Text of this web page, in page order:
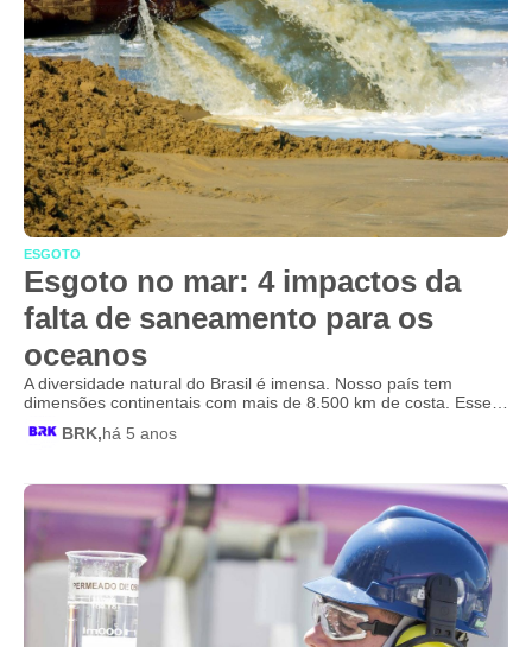
ESGOTO
Esgoto no mar: 4 impactos da
falta de saneamento para os
oceanos
A diversidade natural do Brasil é imensa. Nosso país tem
dimensões continentais com mais de 8.500 km de costa. Esse…
BRK,há 5 anos